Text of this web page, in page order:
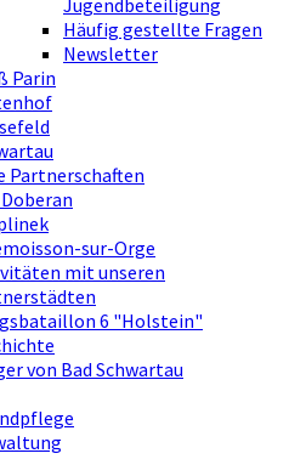
Häufig gestellte Fragen
Newsletter
Parin
Partnerschaften
sur-Orge
mit unseren
6 "Holstein"
von Bad Schwartau